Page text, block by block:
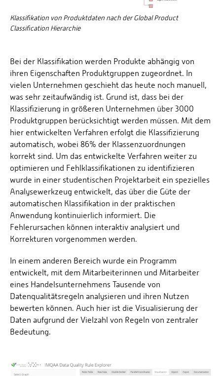
Klassifikation von Produktdaten nach der Global Product
Classification Hierarchie
Bei der Klassifikation werden Produkte abhängig von
ihren Eigenschaften Produktgruppen zugeordnet. In
vielen Unternehmen geschieht das heute noch manuell,
was sehr zeitaufwändig ist. Grund ist, dass bei der
Klassifizierung in größeren Unternehmen über 3000
Produktgruppen berücksichtigt werden müssen. Mit dem
hier entwickelten Verfahren erfolgt die Klassifizierung
automatisch, wobei 86% der Klassenzuordnungen
korrekt sind. Um das entwickelte Verfahren weiter zu
optimieren und Fehlklassifikationen zu identifizieren
wurde in einer studentischen Projektarbeit ein spezielles
Analysewerkzeug entwickelt, das über die Güte der
automatischen Klassifikation in der praktischen
Anwendung kontinuierlich informiert. Die
Fehlerursachen können interaktiv analysiert und
Korrekturen vorgenommen werden.
In einem anderen Bereich wurde ein Programm
entwickelt, mit dem Mitarbeiterinnen und Mitarbeiter
eines Handelsunternehmens Tausende von
Datenqualitätsregeln analysieren und ihren Nutzen
bewerten können. Auch hier ist die Visualisierung der
Daten aufgrund der Vielzahl von Regeln von zentraler
Bedeutung.